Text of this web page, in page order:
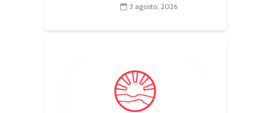
3 agosto, 2026